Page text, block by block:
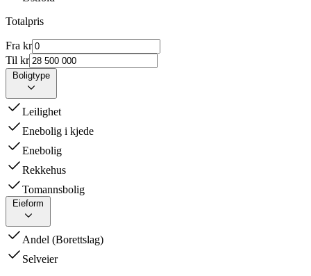
Totalpris
Fra kr
Til kr
Boligtype
Leilighet
Enebolig i kjede
Enebolig
Rekkehus
Tomannsbolig
Eieform
Andel (Borettslag)
Selveier